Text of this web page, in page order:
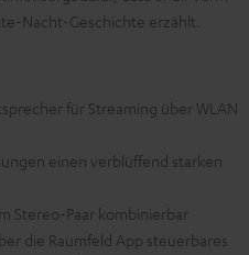
Nacht-Geschichte erzählt.
für Streaming über WLAN
einen verblüffend starken
Stereo-Paar kombinierbar
die Raumfeld App steuerbares